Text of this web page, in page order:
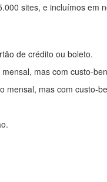
sites, e incluímos em
de crédito ou boleto.
mas com custo-
mensal, mas com custo-